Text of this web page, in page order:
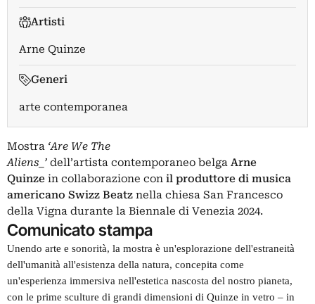
Artisti
Arne Quinze
Generi
arte contemporanea
Mostra ‘Are We The
Aliens_’ dell’artista contemporaneo belga Arne
Quinze in collaborazione con il produttore di musica
americano Swizz Beatz nella chiesa San Francesco
della Vigna durante la Biennale di Venezia 2024.
Comunicato stampa
Unendo arte e sonorità, la mostra è un'esplorazione dell'estraneità
dell'umanità all'esistenza della natura, concepita come
un'esperienza immersiva nell'estetica nascosta del nostro pianeta,
con le prime sculture di grandi dimensioni di Quinze in vetro – in